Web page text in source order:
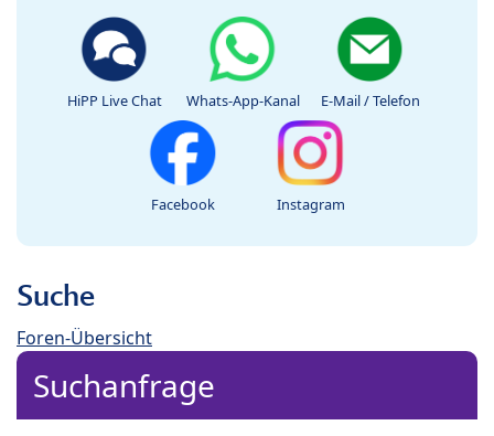
HiPP Live Chat Whats-App-Kanal E-Mail / Telefon
Facebook Instagram
Suche
Foren-Übersicht
Suchanfrage